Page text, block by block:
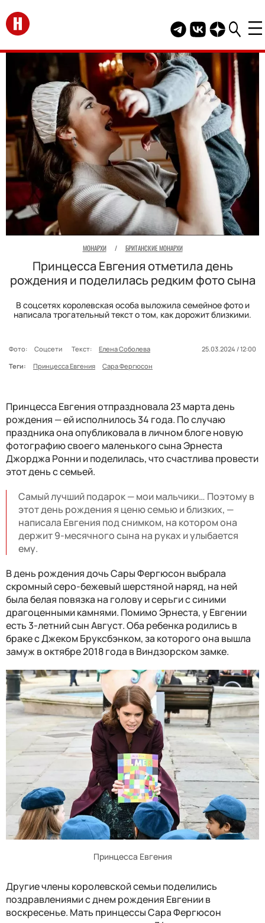
Перейти на главную
Telegram канал
Группа HELLO
Канал
МОНАРХИ / БРИТАНСКИЕ МОНАРХИ
Принцесса Евгения отметила день
рождения и поделилась редким фото сына
В соцсетях королевская особа выложила семейное фото и
написала трогательный текст о том, как дорожит близкими.
Фото: Соцсети Текст: Елена Соболева
25.03.2024 / 12:00
Теги:
Принцесса Евгения Сара Фергюсон
Принцесса Евгения отпраздновала 23 марта день
рождения — ей исполнилось 34 года. По случаю
праздника она опубликовала в личном блоге новую
фотографию своего маленького сына Эрнеста
Джорджа Ронни и поделилась, что счастлива провести
этот день с семьей.
Самый лучший подарок — мои мальчики… Поэтому в
этот день рождения я ценю семью и близких, —
написала Евгения под снимком, на котором она
держит 9-месячного сына на руках и улыбается
ему.
В день рождения дочь Сары Фергюсон выбрала
скромный серо-бежевый шерстяной наряд, на ней
была белая повязка на голову и серьги с синими
драгоценными камнями. Помимо Эрнеста, у Евгении
есть 3-летний сын Август. Оба ребенка родились в
браке с Джеком Бруксбэнком, за которого она вышла
замуж в октябре 2018 года в Виндзорском замке.
Принцесса Евгения
Другие члены королевской семьи поделились
поздравлениями с днем ​​рождения Евгении в
воскресенье. Мать принцессы Сара Фергюсон